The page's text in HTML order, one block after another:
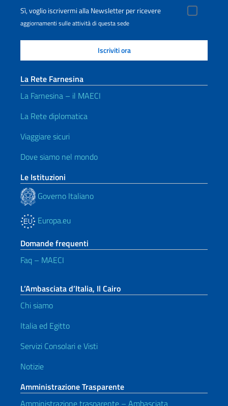
Sì, voglio iscrivermi alla Newsletter per ricevere
aggiornamenti sulle attività di questa sede
La Rete Farnesina
La Farnesina – il MAECI
La Rete diplomatica
Viaggiare sicuri
Dove siamo nel mondo
Le Istituzioni
Governo Italiano
Europa.eu
Domande frequenti
Faq – MAECI
L’Ambasciata d’Italia, Il Cairo
Chi siamo
Italia ed Egitto
Servizi Consolari e Visti
Notizie
Amministrazione Trasparente
Amministrazione trasparente – Ambasciata